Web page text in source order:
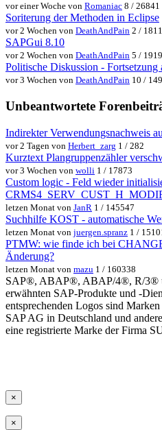
vor einer Woche von Romaniac 8 / 26841
Soriterung der Methoden in Eclipse
vor 2 Wochen von DeathAndPain 2 /
SAPGui 8.10
vor 2 Wochen von DeathAndPain 5 /
Politische Diskussion - Fortsetzung
vor 3 Wochen von DeathAndPain 10 /
Unbeantwortete
Indirekter Verwendungsnachweis
vor 2 Tagen von Herbert_zarg 1 / 282
Kurztext Plangruppenzähler
vor 3 Wochen von wolli 1 / 17873
Custom logic - Feld wieder
letzen Monat von JanR 1 / 145547
Suchhilfe KOST - automatische
letzen Monat von juergen.spranz 1 /
PTMW: wie finde ich bei
Änderung?
letzen Monat von mazu 1 / 160338
SAP®, ABAP®, ABAP/4®, R/3®
erwähnten SAP-Produkte und -
entsprechenden Logos sind
SAP AG in Deutschland und
eine registrierte Marke der Firma
×
×